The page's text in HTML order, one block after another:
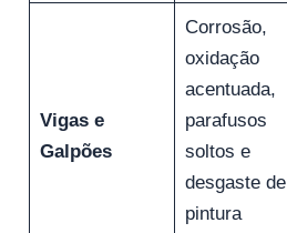
Vigas e
Galpões
Corrosão,
oxidação
acentuada,
parafusos
soltos e
desgaste de
pintura